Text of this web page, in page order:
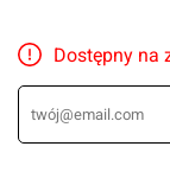
Dostępny na